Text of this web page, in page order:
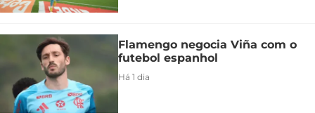
Flamengo negocia Viña com o
futebol espanhol
Há 1 dia